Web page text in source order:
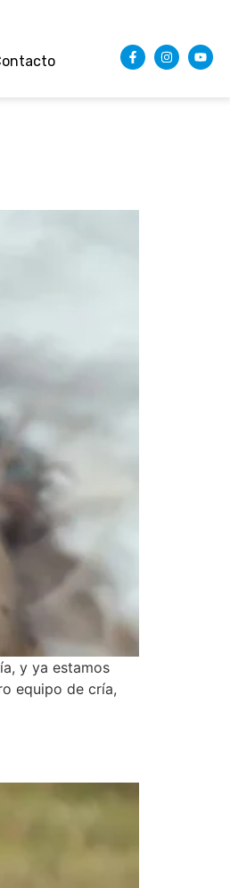
y ya estamos
equipo de cría,